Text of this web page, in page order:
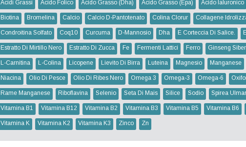
Acidi Grassi Acido Folico Acido Grasso (dha) Acido Grasso (epa) Acido Ialuronico
Biotina Bromelina Calcio Calcio D-Pantotenato Colina Clorur Collagene
Condroitina Solfato Coq10 Curcuma D-Mannosio Dha E Corteccia Di Salice.
Estratto Di Mirtillo Nero Estratto Di Zucca Fe Fermenti Lattici Ferro Ginseng
L-Carnitina L-Colina Licopene Lievito Di Birra Luteina Magnesio Manganese
Niacina Olio Di Pesce Olio Di Ribes Nero Omega 3 Omega-3 Omega-6
Rame Manganese Riboflavina Selenio Seta Di Mais Silice Sodio Spirea
Vitamina B1 Vitamina B12 Vitamina B2 Vitamina B3 Vitamina B5 Vitamina B6
Vitamina K Vitamina K2 Vitamina K3 Zinco Zn